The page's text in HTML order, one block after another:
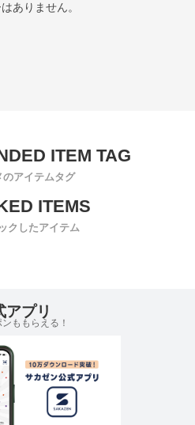
ありません。
のアイテムタグ
クしたアイテム
プリ
ももらえる！